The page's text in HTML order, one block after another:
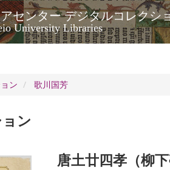
センター デジタルコレクシ
University Libraries
ン 歌川国芳
ン
唐土廿四孝（柳